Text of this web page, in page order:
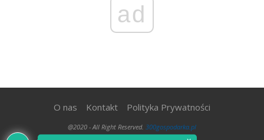
ad
O nas Kontakt Polityka Prywatności
@2020 - All Right Reserved. 300gospodarka.pl